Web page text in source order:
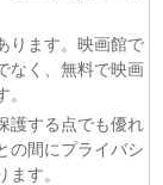
ります。映画館で
なく、無料で映画
護する点でも優れ
の間にプライバシ
す。